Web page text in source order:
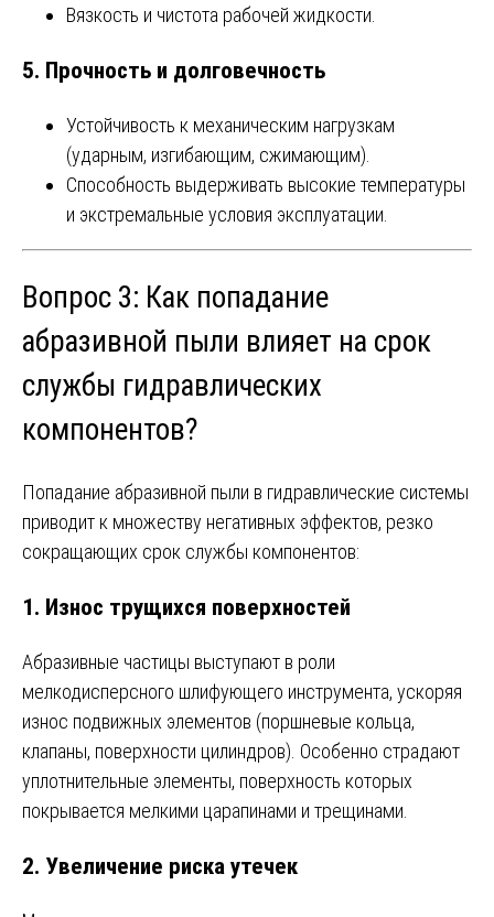
Вязкость и чистота рабочей жидкости.
5. Прочность и долговечность
Устойчивость к механическим нагрузкам
(ударным, изгибающим, сжимающим).
Способность выдерживать высокие температуры
и экстремальные условия эксплуатации.
Вопрос 3: Как попадание
абразивной пыли влияет на срок
службы гидравлических
компонентов?
Попадание абразивной пыли в гидравлические системы
приводит к множеству негативных эффектов, резко
сокращающих срок службы компонентов:
1. Износ трущихся поверхностей
Абразивные частицы выступают в роли
мелкодисперсного шлифующего инструмента, ускоряя
износ подвижных элементов (поршневые кольца,
клапаны, поверхности цилиндров). Особенно страдают
уплотнительные элементы, поверхность которых
покрывается мелкими царапинами и трещинами.
2. Увеличение риска утечек